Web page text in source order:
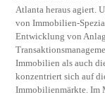
Atlanta heraus agiert.
von Immobilien-
Entwicklung von
Immobilien als auch
konzentriert sich auf
Immobilienmärkte. Im